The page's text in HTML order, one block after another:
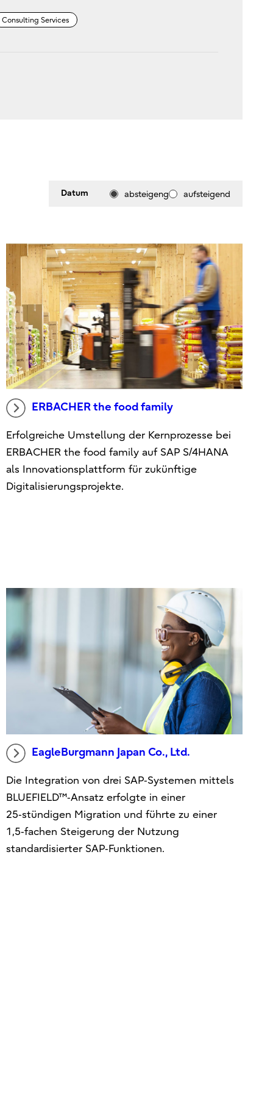
Consulting Services
Datum absteigeng aufsteigend
ERBACHER the food family
Erfolgreiche Umstellung der Kernprozesse bei
ERBACHER the food family auf SAP S/4HANA
als Innovationsplattform für zukünftige
Digitalisierungsprojekte.
EagleBurgmann Japan Co., Ltd.
Die Integration von drei SAP‑Systemen mittels
BLUEFIELD™‑Ansatz erfolgte in einer
25‑stündigen Migration und führte zu einer
1,5‑fachen Steigerung der Nutzung
standardisierter SAP‑Funktionen.